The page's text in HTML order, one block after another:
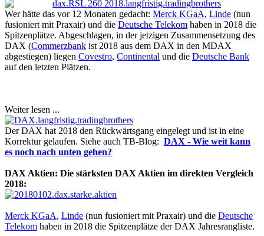
Wer hätte das vor 12 Monaten gedacht: Merck KGaA, Linde (nun
fusioniert mit Praxair) und die Deutsche Telekom haben in 2018 die
Spitzenplätze. Abgeschlagen, in der jetzigen Zusammensetzung des
DAX (Commerzbank ist 2018 aus dem DAX in den MDAX
abgestiegen) liegen Covestro, Continental und die Deutsche Bank
auf den letzten Plätzen.
Weiter lesen ...
Der DAX hat 2018 den Rückwärtsgang eingelegt und ist in eine
Korrektur gelaufen. Siehe auch TB-Blog: DAX - Wie weit kann
es noch nach unten gehen?
DAX Aktien: Die stärksten DAX Aktien im direkten Vergleich
2018:
Merck KGaA, Linde (nun fusioniert mit Praxair) und die Deutsche
Telekom haben in 2018 die Spitzenplätze der DAX Jahresrangliste.